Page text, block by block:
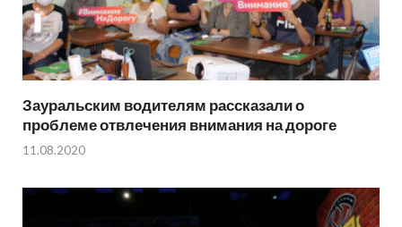
Зауральским водителям рассказали о
проблеме отвлечения внимания на дороге
11.08.2020